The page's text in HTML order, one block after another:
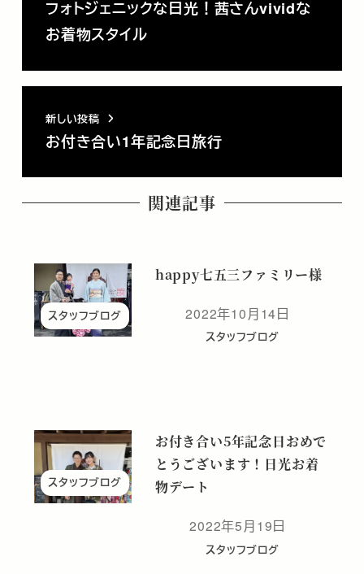
フォトジェニックな日光！茜さんvividな
お着物スタイル
新しい投稿
お付き合い1年記念日旅行
関連記事
スタッフブログ
happy七五三ファミリー様
投稿日
2022年10月14日
スタッフブログ
スタッフブログ
お付き合い5年記念日おめで
とうございます！日光お着
物デート
投稿日
2022年5月19日
スタッフブログ